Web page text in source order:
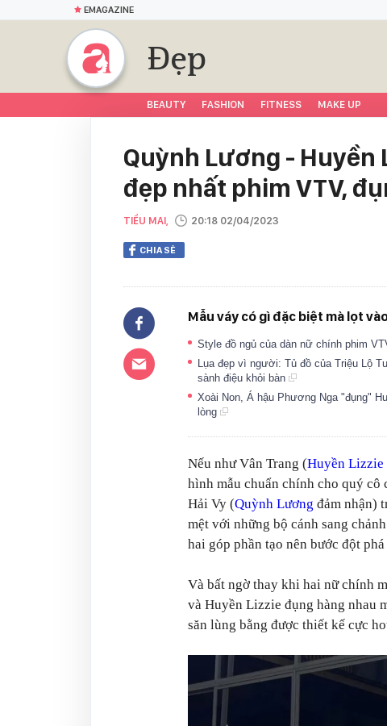
EMAGAZINE
Đẹp
BEAUTY FASHION FITNESS MAKE UP
Quỳnh Lương - Huyền
đẹp nhất phim VTV,
TIỂU MAI, 20:18 02/04/2023
CHIA SẺ
Mẫu váy có gì đặc biệt mà lọt
Style đồ ngủ của dàn nữ chính phim
Lụa đẹp vì người: Tủ đồ của Triệu Lộ
sành điệu khỏi bàn
Xoài Non, Á hậu Phương Nga "đụng"
lòng
Nếu như Vân Trang (Huyền Lizzie
hình mẫu chuẩn chính cho quý
Hải Vy (Quỳnh Lương đảm nhận)
mệt với những bộ cánh sang
hai góp phần tạo nên bước đột
Và bất ngờ thay khi hai nữ chính
và Huyền Lizzie đụng hàng nhau
săn lùng bằng được thiết kế cực